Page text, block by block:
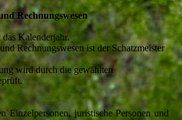
Rechnungswesen
Kalenderjahr.
Rechnungswesen ist der Schatzmeister
wird durch die gewählten
Einzelpersonen, juristische Personen und